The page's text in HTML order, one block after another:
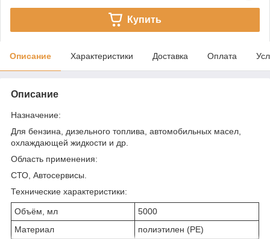
Купить
Описание Характеристики Доставка Оплата
Описание
Назначение:
Для бензина, дизельного топлива, автомобильных масел,
охлаждающей жидкости и др.
Область применения:
СТО, Автосервисы.
Технические характеристики:
Объём, мл
5000
Материал
полиэтилен (PE)